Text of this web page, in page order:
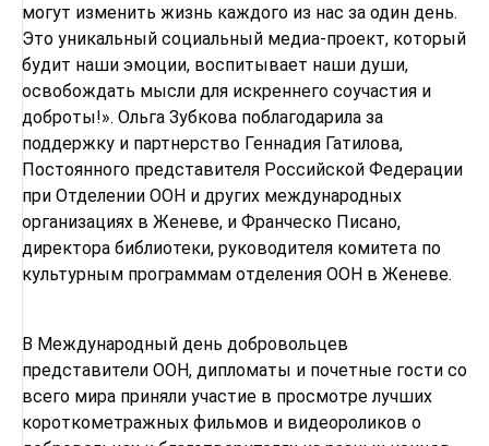
могут изменить жизнь каждого из нас за один день.
Это уникальный социальный медиа-проект, который
будит наши эмоции, воспитывает наши души,
освобождать мысли для искреннего соучастия и
доброты!». Ольга Зубкова поблагодарила за
поддержку и партнерство Геннадия Гатилова,
Постоянного представителя Российской Федерации
при Отделении ООН и других международных
организациях в Женеве, и Франческо Писано,
директора библиотеки, руководителя комитета по
культурным программам отделения ООН в Женеве.
В Международный день добровольцев
представители ООН, дипломаты и почетные гости со
всего мира приняли участие в просмотре лучших
короткометражных фильмов и видеороликов о